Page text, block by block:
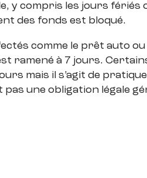
y compris les jours fériés
des fonds est bloqué.
comme le prêt auto ou
ramené à 7 jours.
mais il s’agit de
une obligation légale